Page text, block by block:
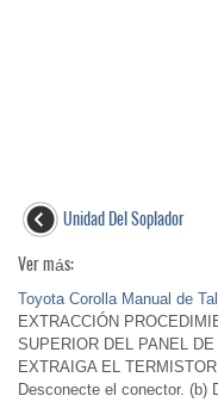
Unidad Del Soplador
Ver más:
Toyota Corolla Manual de
EXTRACCIÓN
SUPERIOR DEL PANEL
EXTRAIGA EL
Desconecte el conector. (b)